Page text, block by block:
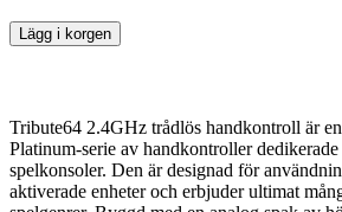
Lägg i korgen
Tribute64 2.4GHz trådlös handkontroll är
Platinum-serie av handkontroller
spelkonsoler. Den är designad för
aktiverade enheter och erbjuder ultimat